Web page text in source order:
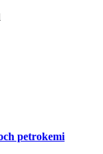
petrokemi